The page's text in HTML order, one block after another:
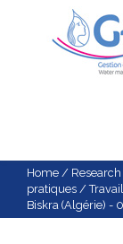
NEWS
EVENTS
CALENDAR OF
Home / Research
pratiques /
Biskra (Algérie) -